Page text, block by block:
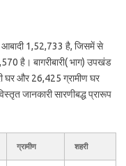
आबादी 1,52,733 है, जिसमें से
है। बागरीबारी( भाग) उपखंड
घर और 26,425 ग्रामीण घर
जानकारी सारणीबद्ध प्रारूप
ग्रामीण शहरी